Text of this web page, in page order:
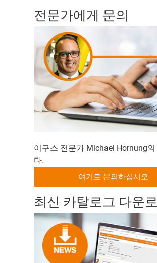
전문가에게 문의
이구스 전문가 Michael Hornung의
다.
여기로 문의하십시오
최신 카탈로그 다운